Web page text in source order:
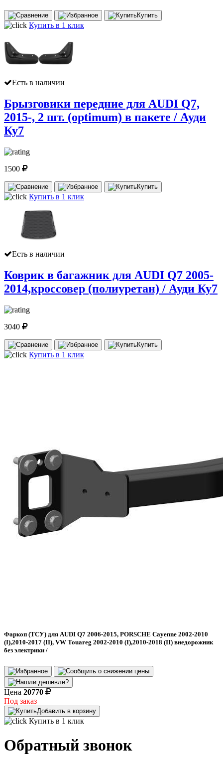
Купить
Купить в 1 клик
Есть в наличии
Брызговики передние для AUDI Q7,
2015-, 2 шт. (optimum) в пакете / Ауди
Ку7
1500
Купить
Купить в 1 клик
Есть в наличии
Коврик в багажник для AUDI Q7 2005-
2014,кроссовер (полиуретан) / Ауди Ку7
3040
Купить
Купить в 1 клик
Фаркоп (ТСУ) для AUDI Q7 2006-2015, PORSCHE Cayenne 2002-2010
(I),2010-2017 (II), VW Touareg 2002-2010 (I),2010-2018 (II) внедорожник
без электрики /
Цена 20770
Под заказ
Добавить в корзину
Купить в 1 клик
Обратный звонок